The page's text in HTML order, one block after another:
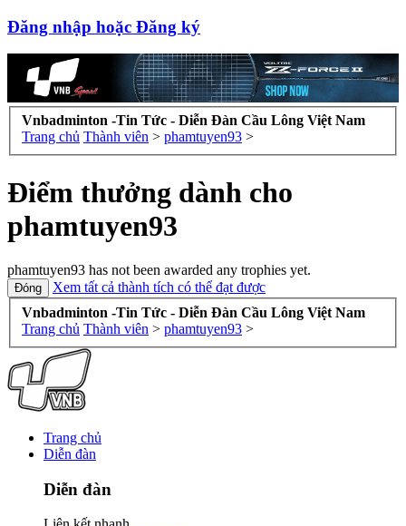
Đăng nhập hoặc Đăng ký
Vnbadminton -Tin Tức - Diễn Đàn Cầu Lông Việt Nam
Trang chủ Thành viên > phamtuyen93 >
Điểm thưởng dành cho
phamtuyen93
phamtuyen93 has not been awarded any trophies yet.
Xem tất cả thành tích có thể đạt được
Vnbadminton -Tin Tức - Diễn Đàn Cầu Lông Việt Nam
Trang chủ Thành viên > phamtuyen93 >
Trang chủ
Diễn đàn
Diễn đàn